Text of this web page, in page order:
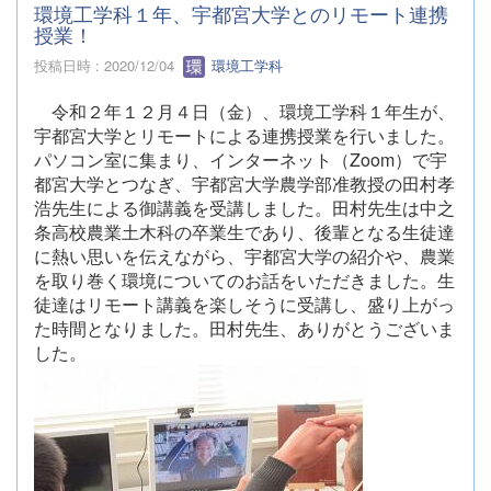
環境工学科１年、宇都宮大学とのリモート連携
授業！
投稿日時 : 2020/12/04 環境工学科
令和２年１２月４日（金）、環境工学科１年生が、
宇都宮大学とリモートによる連携授業を行いました。
パソコン室に集まり、インターネット（Zoom）で宇
都宮大学とつなぎ、宇都宮大学農学部准教授の田村孝
浩先生による御講義を受講しました。田村先生は中之
条高校農業土木科の卒業生であり、後輩となる生徒達
に熱い思いを伝えながら、宇都宮大学の紹介や、農業
を取り巻く環境についてのお話をいただきました。生
徒達はリモート講義を楽しそうに受講し、盛り上がっ
た時間となりました。田村先生、ありがとうございま
した。